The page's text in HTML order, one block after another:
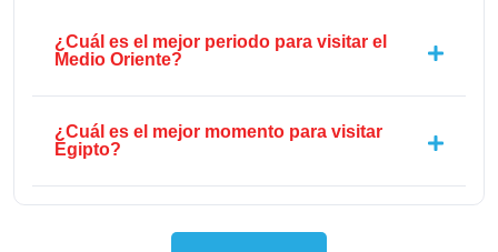
¿Cuál es el mejor periodo para visitar el
Medio Oriente?
¿Cuál es el mejor momento para visitar
Egipto?